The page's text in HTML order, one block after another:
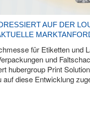
AUF DER
für Etiketten und
und
hubergroup Print
auf diese Entwicklung